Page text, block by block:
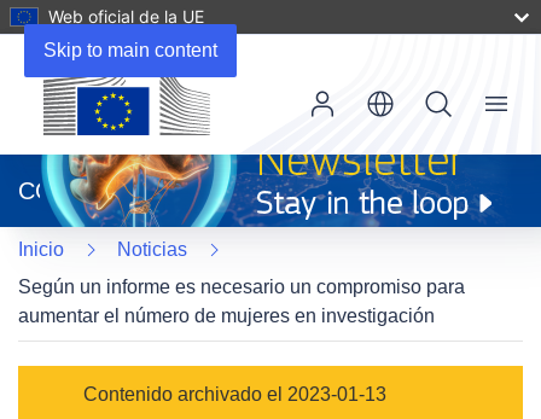
Skip to main content
Web oficial de la UE
abrirá
en
una
nueva
ventana)
CORDIS
Menu
Inicio
Noticias
Según un informe es necesario un compromiso para
aumentar el número de mujeres en investigación
Category
Contenido archivado el 2023-01-13